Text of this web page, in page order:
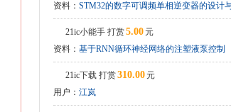
ADS8688学习资料
资料： STM32的数字可调频单相逆变器的设计
21ic小能手 打赏5.00元
资料： 基于RNN循环神经网络的注塑液泵控制
21ic下载 打赏310.00元
用户： 江岚